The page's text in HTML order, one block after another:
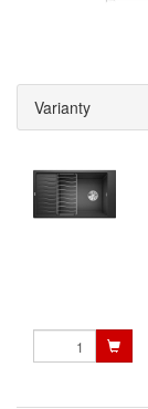
Varianty